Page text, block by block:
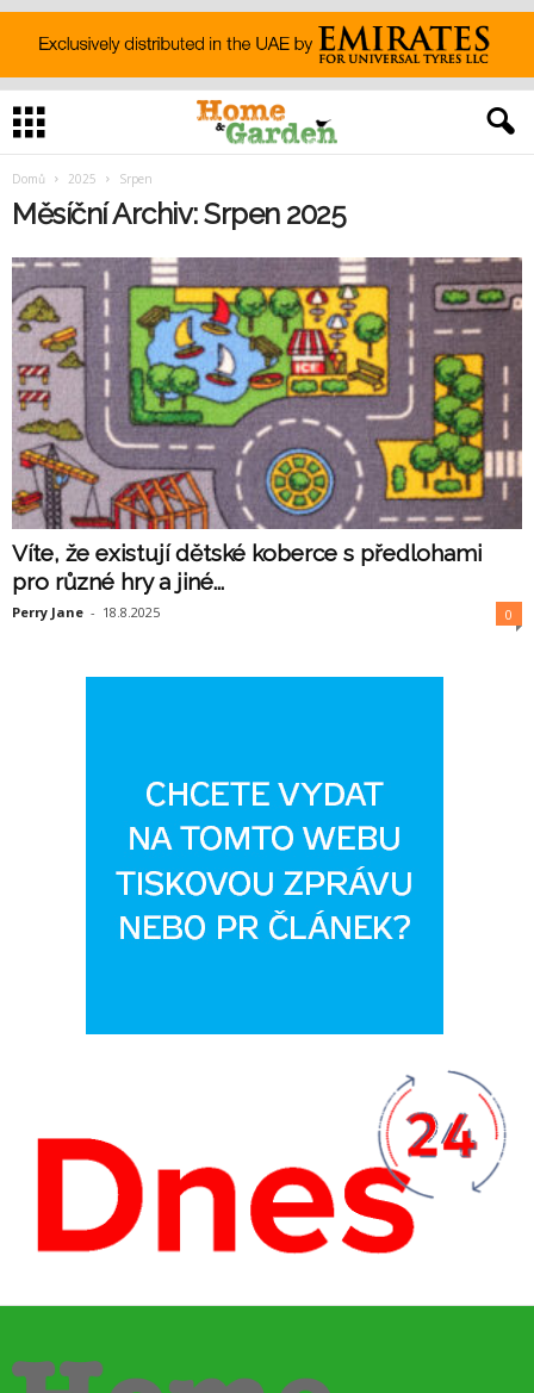
Domů 2025 Srpen
Měsíční Archiv: Srpen 2025
Víte, že existují dětské koberce s předlohami
pro různé hry a jiné...
Perry Jane - 18.8.2025 0